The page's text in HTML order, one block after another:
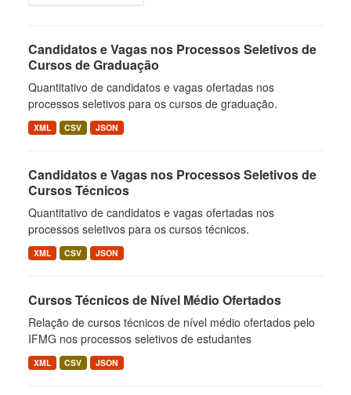
Candidatos e Vagas nos Processos Seletivos de
Cursos de Graduação
Quantitativo de candidatos e vagas ofertadas nos
processos seletivos para os cursos de graduação.
XML CSV JSON
Candidatos e Vagas nos Processos Seletivos de
Cursos Técnicos
Quantitativo de candidatos e vagas ofertadas nos
processos seletivos para os cursos técnicos.
XML CSV JSON
Cursos Técnicos de Nível Médio Ofertados
Relação de cursos técnicos de nível médio ofertados pelo
IFMG nos processos seletivos de estudantes
XML CSV JSON